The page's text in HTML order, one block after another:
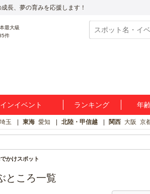
長、夢の育みを応援します！
件
ンイベント ランキング 年
埼玉 東海 愛知 北陸・甲信越 関西 大阪 京
かけスポット
ところ一覧